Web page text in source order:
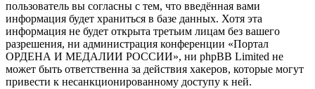
пользователь вы согласны с тем, что введённая вами
информация будет храниться в базе данных. Хотя эта
информация не будет открыта третьим лицам без вашего
разрешения, ни администрация конференции «Портал
ОРДЕНА И МЕДАЛИИ РОССИИ», ни phpBB Limited не
может быть ответственна за действия хакеров, которые могут
привести к несанкционированному доступу к ней.